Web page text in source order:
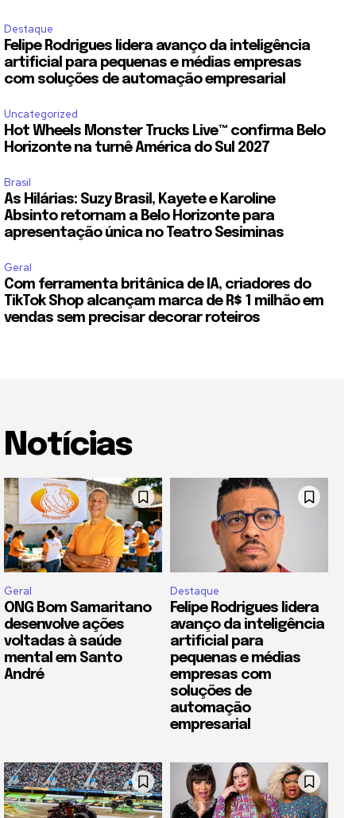
Destaque
Felipe Rodrigues lidera avanço da inteligência
artificial para pequenas e médias empresas
com soluções de automação empresarial
Uncategorized
Hot Wheels Monster Trucks Live™ confirma Belo
Horizonte na turnê América do Sul 2027
Brasil
As Hilárias: Suzy Brasil, Kayete e Karoline
Absinto retornam a Belo Horizonte para
apresentação única no Teatro Sesiminas
Geral
Com ferramenta britânica de IA, criadores do
TikTok Shop alcançam marca de R$ 1 milhão em
vendas sem precisar decorar roteiros
Notícias
Geral
ONG Bom Samaritano
desenvolve ações
voltadas à saúde
mental em Santo
André
Destaque
Felipe Rodrigues lidera
avanço da inteligência
artificial para
pequenas e médias
empresas com
soluções de
automação
empresarial